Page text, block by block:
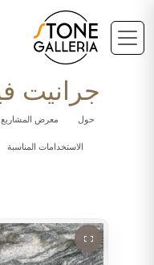
جرانيت
حول معرض المشاريع
الاستخدامات المناسبة